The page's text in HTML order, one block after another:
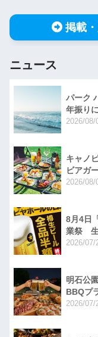
掲載
ニュース
パーク
年振り
2026/08/
キャノ
ビアガ
2026/08/
8月4日
業祭 生
2026/07/
明石公
BBQプ
2026/07/